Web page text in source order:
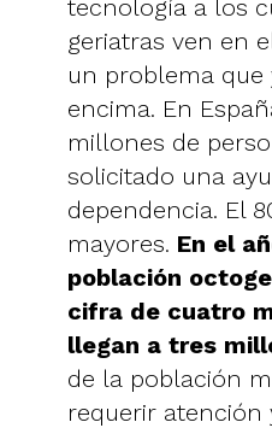
tecnología a los
geriatras ven en
un problema que
encima. En
millones de
solicitado una
dependencia. El
mayores. En el
población
cifra de cuatro
llegan a tres
de la población
requerir atención